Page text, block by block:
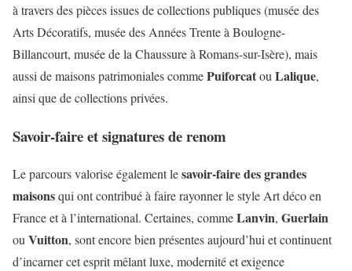
à travers des pièces issues de collections publiques (musée des
Arts Décoratifs, musée des Années Trente à Boulogne-
Billancourt, musée de la Chaussure à Romans-sur-Isère), mais
aussi de maisons patrimoniales commePuiforcatou Lalique,
ainsi que de collections privées.
Savoir-faire et signatures de renom
Le parcours valorise également lesavoir-faire des grandes
maisonsqui ont contribué à faire rayonner le style Art déco en
France et à l’international. Certaines, commeLanvin, Guerlain
ouVuitton, sont encore bien présentes aujourd’hui et continuent
d’incarner cet esprit mêlant luxe, modernité et exigence